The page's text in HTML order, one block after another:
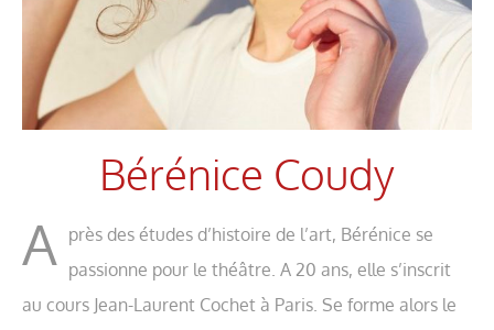
Bérénice Coudy
A près des études d’histoire de l’art, Bérénice se
passionne pour le théâtre. A 20 ans, elle s’inscrit
au cours Jean-Laurent Cochet à Paris. Se forme alors le